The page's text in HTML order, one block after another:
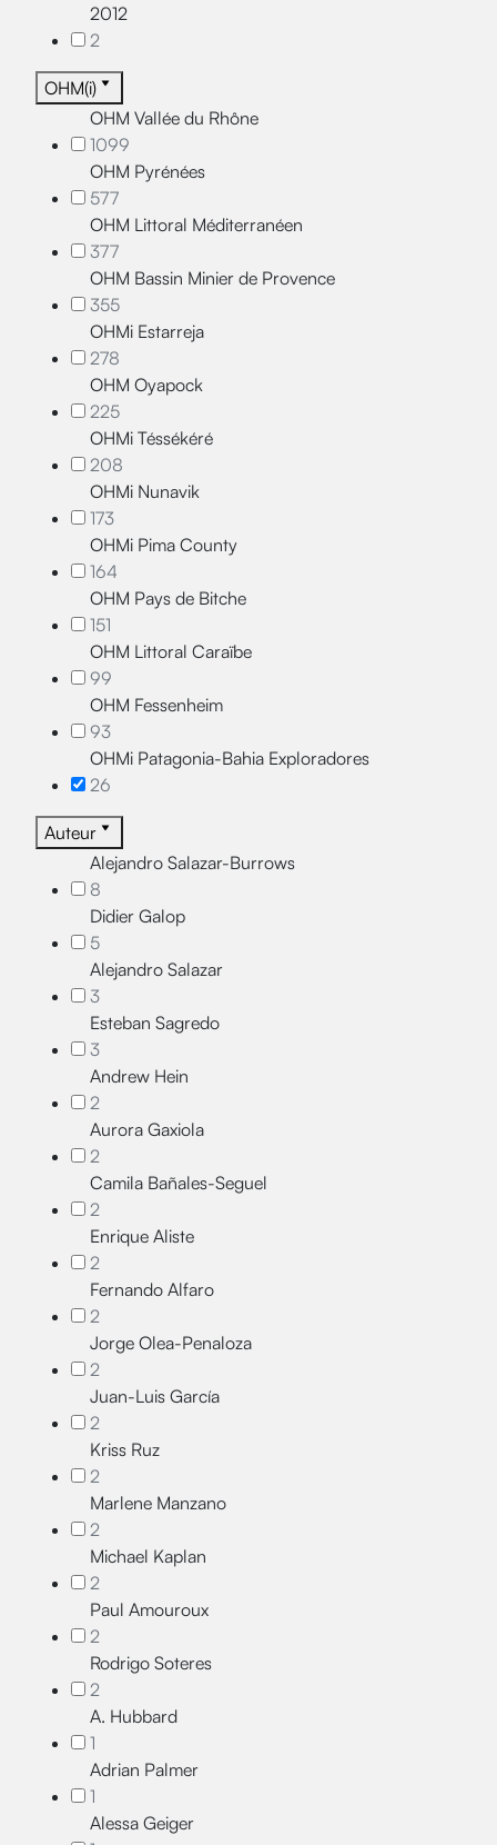
2012
2
OHM(i)
OHM Vallée du Rhône
1099
OHM Pyrénées
577
OHM Littoral Méditerranéen
377
OHM Bassin Minier de Provence
355
OHMi Estarreja
278
OHM Oyapock
225
OHMi Téssékéré
208
OHMi Nunavik
173
OHMi Pima County
164
OHM Pays de Bitche
151
OHM Littoral Caraïbe
99
OHM Fessenheim
93
OHMi Patagonia-Bahia Exploradores
26
Auteur
Alejandro Salazar-Burrows
8
Didier Galop
5
Alejandro Salazar
3
Esteban Sagredo
3
Andrew Hein
2
Aurora Gaxiola
2
Camila Bañales-Seguel
2
Enrique Aliste
2
Fernando Alfaro
2
Jorge Olea-Penaloza
2
Juan-Luis García
2
Kriss Ruz
2
Marlene Manzano
2
Michael Kaplan
2
Paul Amouroux
2
Rodrigo Soteres
2
A. Hubbard
1
Adrian Palmer
1
Alessa Geiger